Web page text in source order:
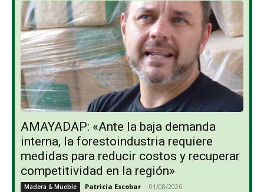
AMAYADAP: «Ante la baja demanda
interna, la forestoindustria requiere
medidas para reducir costos y recuperar
competitividad en la región»
Madera & Mueble Patricia Escobar - 01/08/2026